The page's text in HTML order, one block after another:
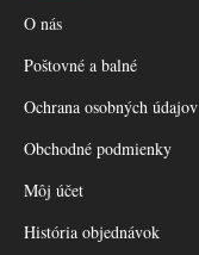
O nás
Poštovné a balné
Ochrana osobných údajov
Obchodné podmienky
Môj účet
História objednávok